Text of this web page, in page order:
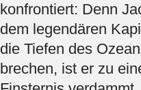
konfrontiert: Denn
dem legendären
die Tiefen des
brechen, ist er zu